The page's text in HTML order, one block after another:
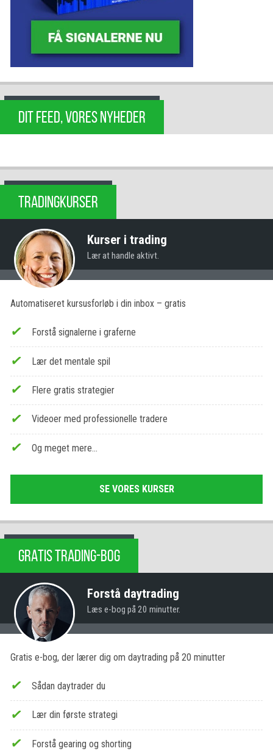
DIT FEED, VORES NYHEDER
TRADINGKURSER
Kurser i trading
Lær at handle aktivt.
Automatiseret kursusforløb i din inbox – gratis
Forstå signalerne i graferne
Lær det mentale spil
Flere gratis strategier
Videoer med professionelle tradere
Og meget mere…
SE VORES KURSER
GRATIS TRADING-BOG
Forstå daytrading
Læs e-bog på 20 minutter.
Gratis e-bog, der lærer dig om daytrading på 20 minutter
Sådan daytrader du
Lær din første strategi
Forstå gearing og shorting